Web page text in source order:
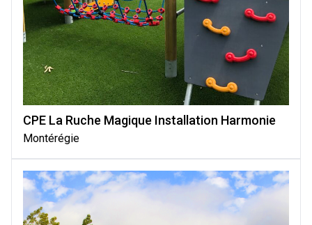
CPE La Ruche Magique Installation Harmonie
Montérégie